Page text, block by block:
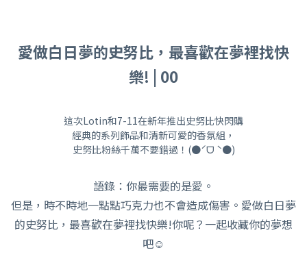
愛做白日夢的史努比，最喜歡在夢裡找快
樂! | 00
這次Lotin和7-11在新年推出史努比快閃購
經典的系列飾品和清新可愛的香氛組，
史努比粉絲千萬不要錯過！(●ˊᗜ ˋ●)
語錄：你最需要的是愛。
但是，時不時地一點點巧克力也不會造成傷害。愛做白日夢
的史努比，最喜歡在夢裡找快樂!你呢？一起收藏你的夢想
吧☺️